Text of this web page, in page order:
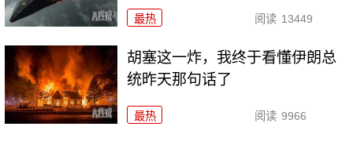
最热 阅读 13449
胡塞这一炸，我终于看懂伊朗总
统昨天那句话了
最热 阅读 9966